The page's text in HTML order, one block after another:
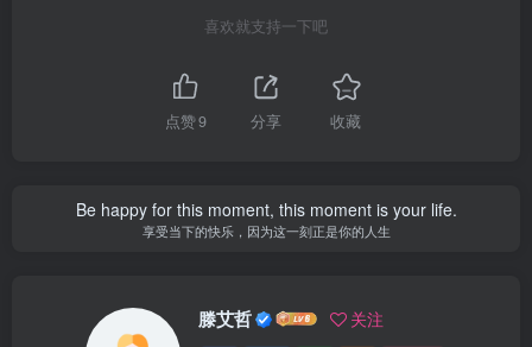
喜欢就支持一下吧
点赞9 分享 收藏
Be happy for this moment, this moment is your life.
享受当下的快乐，因为这一刻正是你的人生
滕艾哲 关注